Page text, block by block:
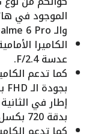
والـ Realme 6 Pro.
عدسة F/2.4.
كما تدعم
بدقة 720 بكسل بمعدل التقاط 30 إطار في الثانية.